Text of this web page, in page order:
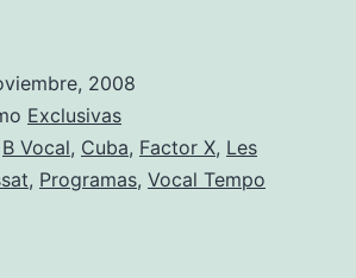
2008
Exclusivas
B Vocal, Cuba, Factor X, Les
, Programas, Vocal Tempo